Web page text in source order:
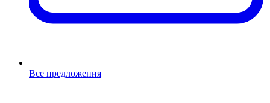
Все предложения